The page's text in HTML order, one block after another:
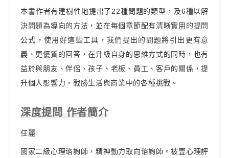
本書作者有建樹性地提出了22種問題的類型，及6種以解
決問題為導向的方法，並在每個章節配有清晰實用的提問
公式，使用好這些工具，我們提出的問題將引出更有意
義、更優質的回答，在升級自身的思維方式的同時，也有
益於與朋友、伴侶、孩子、老板、員工、客戶的關係，提
升個人影響力，戰勝生活與商業中的各種挑戰。
深度提問 作者簡介
任麗
國家二級心理谘詢師，精神動力取向谘詢師。被壹心理評